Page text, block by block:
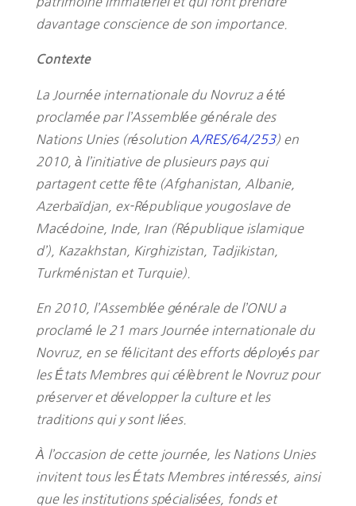
davantage conscience de son importance.
Contexte
La Journée internationale du Novruz a été
proclamée par l’Assemblée générale des
Nations Unies (résolution A/RES/64/253) en
2010, à l’initiative de plusieurs pays qui
partagent cette fête (Afghanistan, Albanie,
Azerbaïdjan, ex-République yougoslave de
Macédoine, Inde, Iran (République islamique
d’), Kazakhstan, Kirghizistan, Tadjikistan,
Turkménistan et Turquie).
En 2010, l’Assemblée générale de l’ONU a
proclamé le 21 mars Journée internationale du
Novruz, en se félicitant des efforts déployés par
les États Membres qui célèbrent le Novruz pour
préserver et développer la culture et les
traditions qui y sont liées.
À l’occasion de cette journée, les Nations Unies
invitent tous les États Membres intéressés, ainsi
que les institutions spécialisées, fonds et